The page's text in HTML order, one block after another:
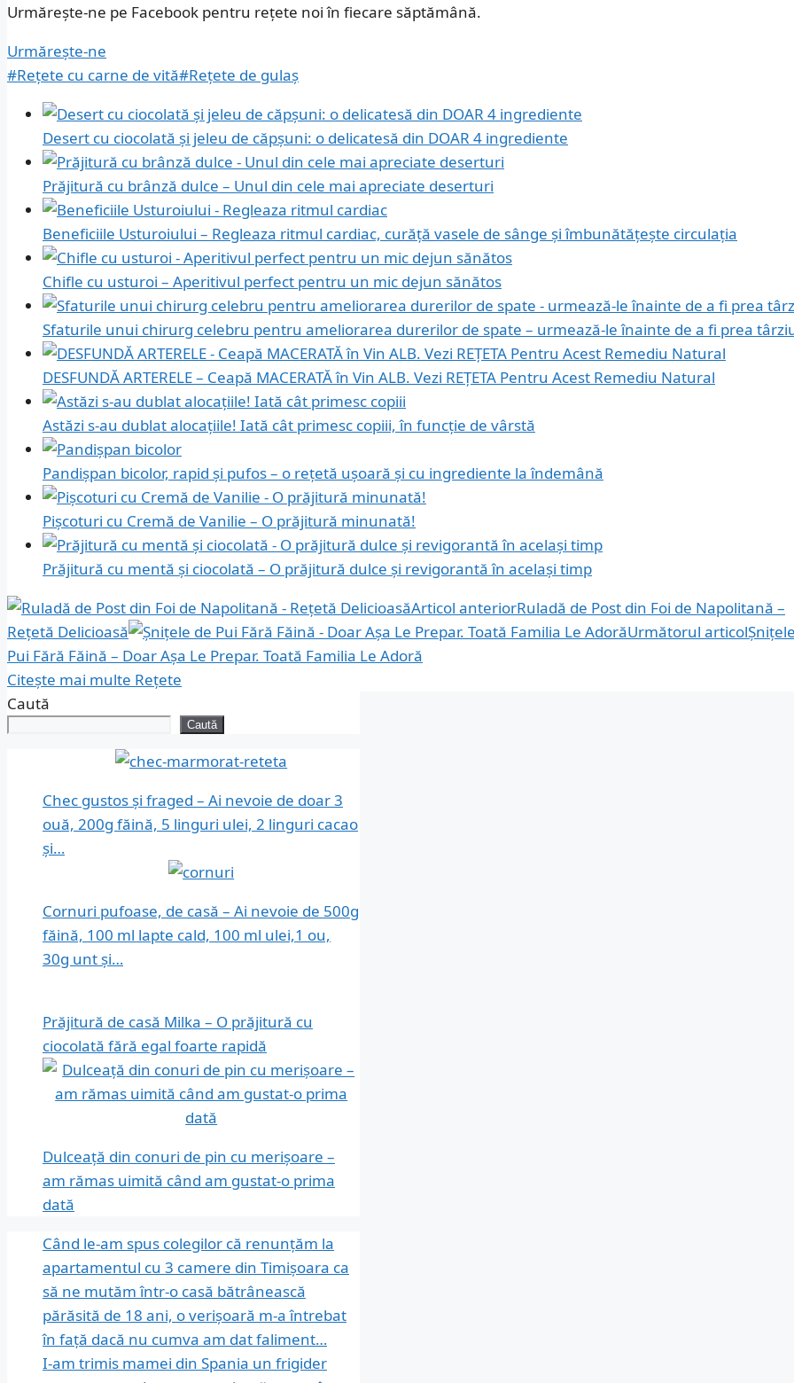
Urmărește-ne pe Facebook pentru rețete noi în fiecare săptămână.
Urmărește-ne
#Rețete cu carne de vită#Rețete de gulaș
Desert cu ciocolată și jeleu de căpșuni: o delicatesă din DOAR 4 ingrediente
Prăjitură cu brânză dulce – Unul din cele mai apreciate deserturi
Beneficiile Usturoiului – Regleaza ritmul cardiac, curăță vasele de sânge și îmbunătățește circulația
Chifle cu usturoi – Aperitivul perfect pentru un mic dejun sănătos
Sfaturile unui chirurg celebru pentru ameliorarea durerilor de spate – urmează-le înainte de a fi prea
DESFUNDĂ ARTERELE – Ceapă MACERATĂ în Vin ALB. Vezi REȚETA Pentru Acest Remediu Natural
Astăzi s-au dublat alocațiile! Iată cât primesc copiii, în funcție de vârstă
Pandișpan bicolor, rapid și pufos – o rețetă ușoară și cu ingrediente la îndemână
Pișcoturi cu Cremă de Vanilie – O prăjitură minunată!
Prăjitură cu mentă și ciocolată – O prăjitură dulce și revigorantă în același timp
Articol anteriorRuladă de Post din Foi de Napolitană –
Rețetă Delicioasă
Următorul articol
Pui Fără Făină – Doar Așa Le Prepar. Toată Familia Le Adoră
Citește mai multe Rețete
Caută
Caută
Chec gustos și fraged – Ai nevoie de doar 3
ouă, 200g făină, 5 linguri ulei, 2 linguri cacao
și…
Cornuri pufoase, de casă – Ai nevoie de 500g
făină, 100 ml lapte cald, 100 ml ulei,1 ou,
30g unt și…
Prăjitură de casă Milka – O prăjitură cu
ciocolată fără egal foarte rapidă
Dulceață din conuri de pin cu merișoare –
am rămas uimită când am gustat-o prima
dată
Când le-am spus colegilor că renunțăm la
apartamentul cu 3 camere din Timișoara ca
să ne mutăm într-o casă bătrânească
părăsită de 18 ani, o verișoară m-a întrebat
în față dacă nu cumva am dat faliment…
I-am trimis mamei din Spania un frigider